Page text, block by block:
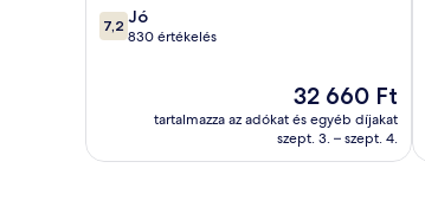
7.2
ennyiből:
értékelés
7,2 Jó
830 értékelés
Az
ár
32 660 Ft
32 660 Ft
tartalmazza az adókat és egyéb díjakat
szept. 3. – szept. 4.